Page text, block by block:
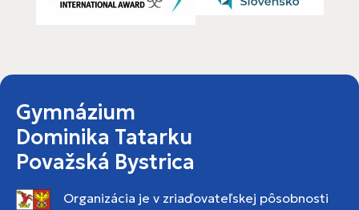
Gymnázium
Dominika Tatarku
Považská Bystrica
Organizácia je v zriaďovateľskej pôsobnosti